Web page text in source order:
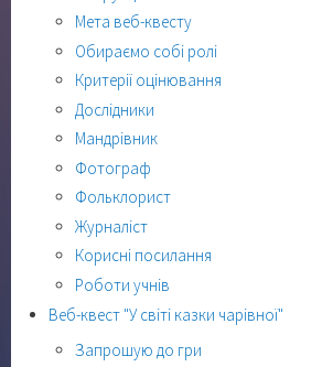
Мета веб-квесту
Обираємо собі ролі
Критерії оцінювання
Дослідники
Мандрівник
Фотограф
Фольклорист
Журналіст
Корисні посилання
Роботи учнів
Веб-квест "У світі казки чарівної"
Запрошую до гри